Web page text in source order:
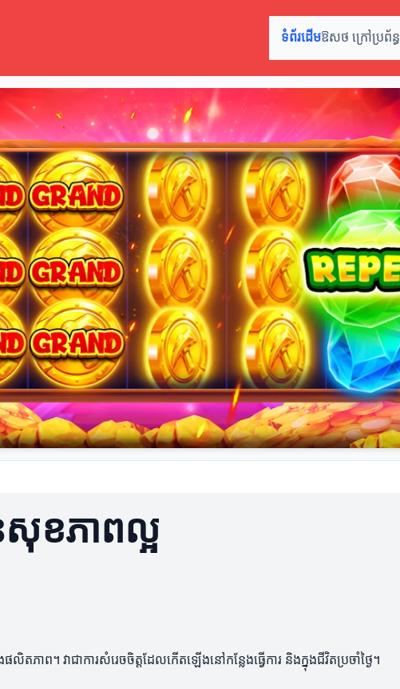
ទំព័រដើមឱសថ ក្រៅប្រព័ន្ធ
ខភាពល្អ
ាព។ វាជាការសំរេចចិត្តដែលកើតឡើងនៅកន្លែងធ្វើការ និងក្នុងជីវិតប្រចាំថ្ងៃ។